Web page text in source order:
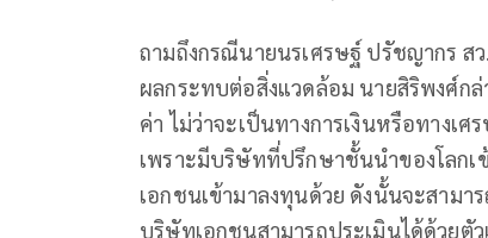
ถามถึงกรณีนายนรเศรษฐ์ ปรัชญากร ส
ผลกระทบต่อสิ่งแวดล้อม นายสิริพงศ์กล่
ค่า ไม่ว่าจะเป็นทางการเงินหรือทางเ
เพราะมีบริษัทที่ปรึกษาชั้นนำของโลก
เอกชนเข้ามาลงทุนด้วย ดังนั้นจะสามา
บริษัทเอกชนสามารถประเมินได้ด้วยตั